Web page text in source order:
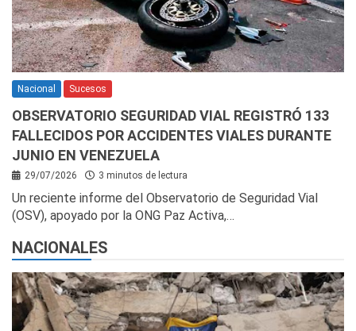
Nacional Sucesos
OBSERVATORIO SEGURIDAD VIAL REGISTRÓ 133
FALLECIDOS POR ACCIDENTES VIALES DURANTE
JUNIO EN VENEZUELA
29/07/2026 3 minutos de lectura
Un reciente informe del Observatorio de Seguridad Vial
(OSV), apoyado por la ONG Paz Activa,…
NACIONALES